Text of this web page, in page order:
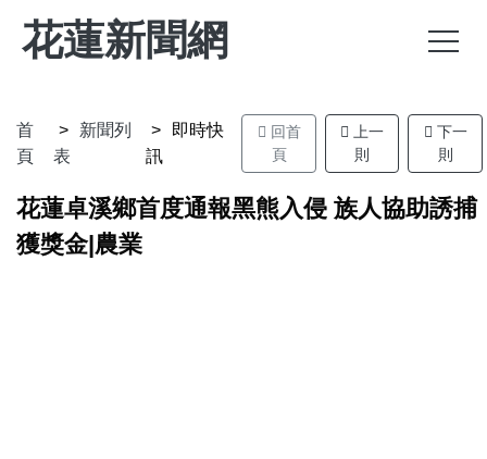
花蓮新聞網
首
頁
新聞列
表
即時快
訊
回首
頁
上一
則
下一
則
花蓮卓溪鄉首度通報黑熊入侵 族人協助誘捕
獲獎金|農業